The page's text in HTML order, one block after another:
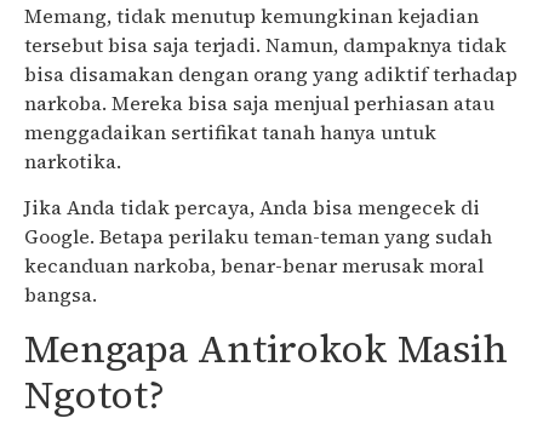
Memang, tidak menutup kemungkinan kejadian
tersebut bisa saja terjadi. Namun, dampaknya tidak
bisa disamakan dengan orang yang adiktif terhadap
narkoba. Mereka bisa saja menjual perhiasan atau
menggadaikan sertifikat tanah hanya untuk
narkotika.
Jika Anda tidak percaya, Anda bisa mengecek di
Google. Betapa perilaku teman-teman yang sudah
kecanduan narkoba, benar-benar merusak moral
bangsa.
Mengapa Antirokok Masih
Ngotot?